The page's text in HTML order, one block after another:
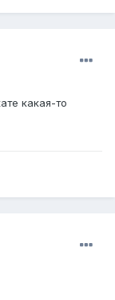
какая-то